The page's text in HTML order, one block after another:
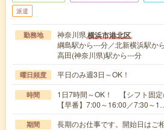
派遣
勤務地 神奈川県横浜市港北区
綱島駅から---分／北新横浜駅か
高田(神奈川県)駅から---分
曜日頻度 平日のみ週3日～OK！
時間
1日7時間～OK！ 【シフト固
【早番】7:00～16:00／7:30～
期間 長期のお仕事です。開始日は